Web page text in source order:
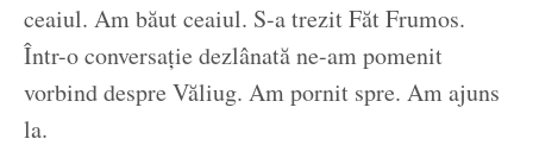
ceaiul. Am băut ceaiul. S-a trezit Făt Frumos.
Într-o conversație dezlânată ne-am pomenit
vorbind despre Văliug. Am pornit spre. Am ajuns
la.